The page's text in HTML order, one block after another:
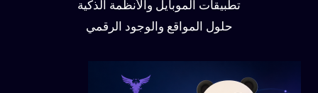
تطبيقات الموبايل والأنظمة الذكية
حلول المواقع والوجود الرقمي